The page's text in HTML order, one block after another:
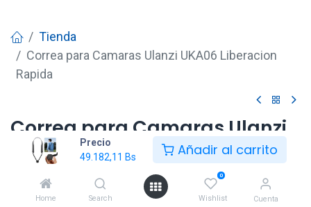
Precio
49.182,11 Bs Añadir al carrito
Home Search
0
Wishlist Cuenta
Tienda
Correa para Camaras Ulanzi UKA06 Liberacion
Rapida
Correa para Camaras Ulanzi
UKA06 Liberacion Rapida
49.182,11 Bs